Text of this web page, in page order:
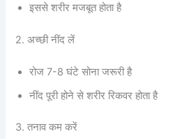
इससे शरीर मजबूत होता है
2. अच्छी नींद लें
रोज 7-8 घंटे सोना जरूरी है
नींद पूरी होने से शरीर रिकवर होता है
3. तनाव कम करें